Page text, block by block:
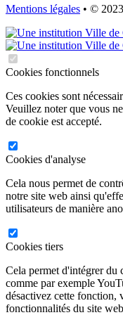
Mentions légales • ©
Cookies fonctionnels
Ces cookies sont
Veuillez noter que vous
de cookie est accepté.
Cookies d'analyse
Cela nous permet de
notre site web ainsi
utilisateurs de manière
Cookies tiers
Cela permet d'intégrer du
comme par exemple
désactivez cette fonction,
fonctionnalités du site